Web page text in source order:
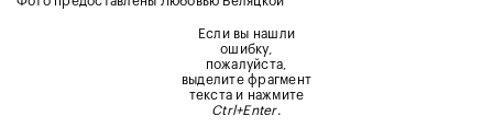
Если вы нашли
ошибку,
пожалуйста,
выделите фрагмент
текста и нажмите
Ctrl+Enter.